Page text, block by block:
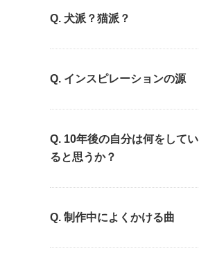
犬派？猫派？
インスピレーションの源
10年後の自分は何をしてい
ると思うか？
制作中によくかける曲